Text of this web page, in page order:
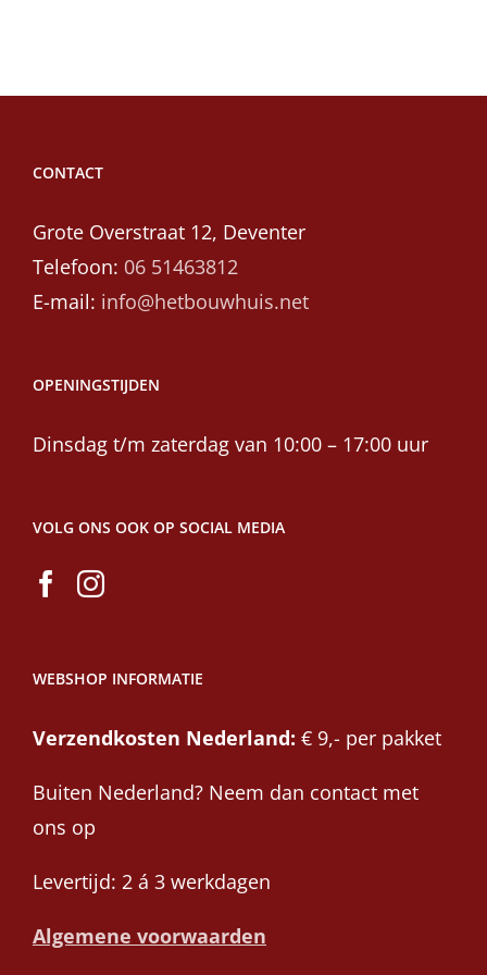
CONTACT
Grote Overstraat 12, Deventer
Telefoon: 06 51463812
E-mail: info@hetbouwhuis.net
OPENINGSTIJDEN
Dinsdag t/m zaterdag van 10:00 – 17:00 uur
VOLG ONS OOK OP SOCIAL MEDIA
WEBSHOP INFORMATIE
Verzendkosten Nederland: € 9,- per pakket
Buiten Nederland? Neem dan contact met
ons op
Levertijd: 2 á 3 werkdagen
Algemene voorwaarden